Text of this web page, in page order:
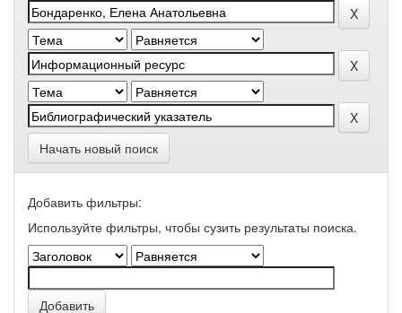
Начать новый поиск
Добавить фильтры:
Используйте фильтры, чтобы сузить результаты поиска.